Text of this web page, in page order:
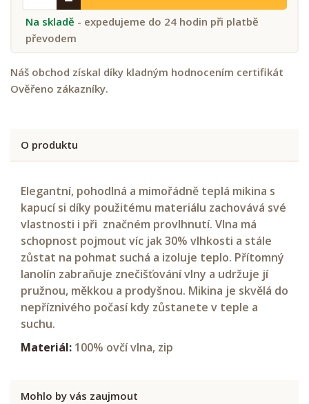
Na skladě - expedujeme do 24 hodin při platbě
převodem
Náš obchod získal díky kladným hodnocením certifikát
Ověřeno zákazníky.
O produktu
Elegantní, pohodlná a mimořádně teplá mikina s
kapucí si díky použitému materiálu zachovává své
vlastnosti i při značném provlhnutí. Vlna má
schopnost pojmout víc jak 30% vlhkosti a stále
zůstat na pohmat suchá a izoluje teplo. Přítomný
lanolín zabraňuje znečišťování vlny a udržuje jí
pružnou, měkkou a prodyšnou. Mikina je skvělá do
nepříznivého počasí kdy zůstanete v teple a
suchu.
Materiál: 100% ovčí vlna, zip
Mohlo by vás zaujmout